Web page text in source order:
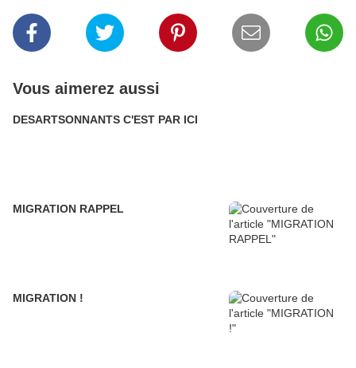
Vous aimerez aussi
DESARTSONNANTS C'EST PAR ICI
MIGRATION RAPPEL
MIGRATION !